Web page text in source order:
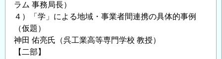
ラム 事務局長）
４）「学」による地域・事業者間連携の具体的事例
（仮題）
神田 佑亮氏（呉工業高等専門学校 教授）
【二部】